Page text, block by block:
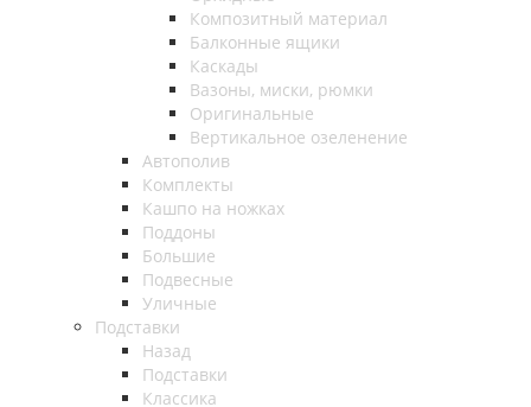
Композитный материал
Балконные ящики
Каскады
Вазоны, миски, рюмки
Оригинальные
Вертикальное озеленение
Автополив
Комплекты
Кашпо на ножках
Поддоны
Большие
Подвесные
Уличные
Подставки
Назад
Подставки
Классика